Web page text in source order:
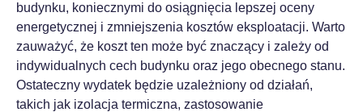
budynku, koniecznymi do osiągnięcia lepszej oceny
energetycznej i zmniejszenia kosztów eksploatacji. Warto
zauważyć, że koszt ten może być znaczący i zależy od
indywidualnych cech budynku oraz jego obecnego stanu.
Ostateczny wydatek będzie uzależniony od działań,
takich jak izolacja termiczna, zastosowanie